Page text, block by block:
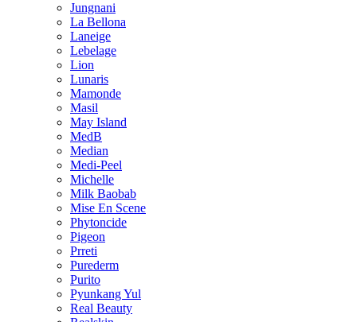
Jungnani
La Bellona
Laneige
Lebelage
Lion
Lunaris
Mamonde
Masil
May Island
MedB
Median
Medi-Peel
Michelle
Milk Baobab
Mise En Scene
Phytoncide
Pigeon
Prreti
Purederm
Purito
Pyunkang Yul
Real Beauty